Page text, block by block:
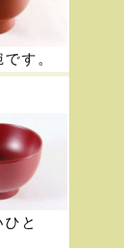
す。
と